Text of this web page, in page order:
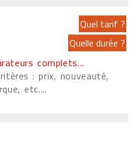
complets...
: prix, nouveauté,
etc....